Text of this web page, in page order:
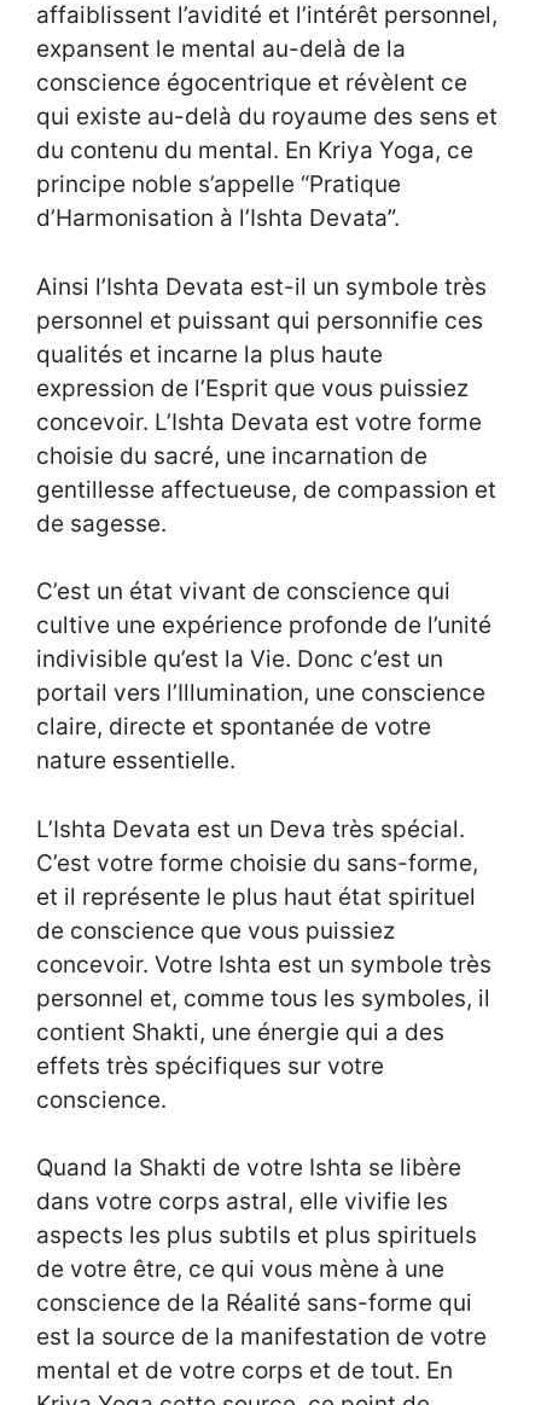
affaiblissent l’avidité et l’intérêt personnel,
expansent le mental au-delà de la
conscience égocentrique et révèlent ce
qui existe au-delà du royaume des sens et
du contenu du mental. En Kriya Yoga, ce
principe noble s’appelle “Pratique
d’Harmonisation à l’Ishta Devata”.
Ainsi l’Ishta Devata est-il un symbole très
personnel et puissant qui personnifie ces
qualités et incarne la plus haute
expression de l’Esprit que vous puissiez
concevoir. L’Ishta Devata est votre forme
choisie du sacré, une incarnation de
gentillesse affectueuse, de compassion et
de sagesse.
C’est un état vivant de conscience qui
cultive une expérience profonde de l’unité
indivisible qu’est la Vie. Donc c’est un
portail vers l’Illumination, une conscience
claire, directe et spontanée de votre
nature essentielle.
L’Ishta Devata est un Deva très spécial.
C’est votre forme choisie du sans-forme,
et il représente le plus haut état spirituel
de conscience que vous puissiez
concevoir. Votre Ishta est un symbole très
personnel et, comme tous les symboles, il
contient Shakti, une énergie qui a des
effets très spécifiques sur votre
conscience.
Quand la Shakti de votre Ishta se libère
dans votre corps astral, elle vivifie les
aspects les plus subtils et plus spirituels
de votre être, ce qui vous mène à une
conscience de la Réalité sans-forme qui
est la source de la manifestation de votre
mental et de votre corps et de tout. En